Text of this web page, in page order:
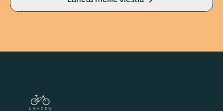
Lahden Polkupyörähuolto - etusivulle